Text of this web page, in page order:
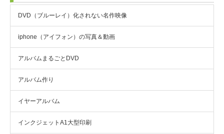
DVD（ブルーレイ）化されない名作映像
iphone（アイフォン）の写真＆動画
アルバムまるごとDVD
アルバム作り
イヤーアルバム
インクジェットA1大型印刷